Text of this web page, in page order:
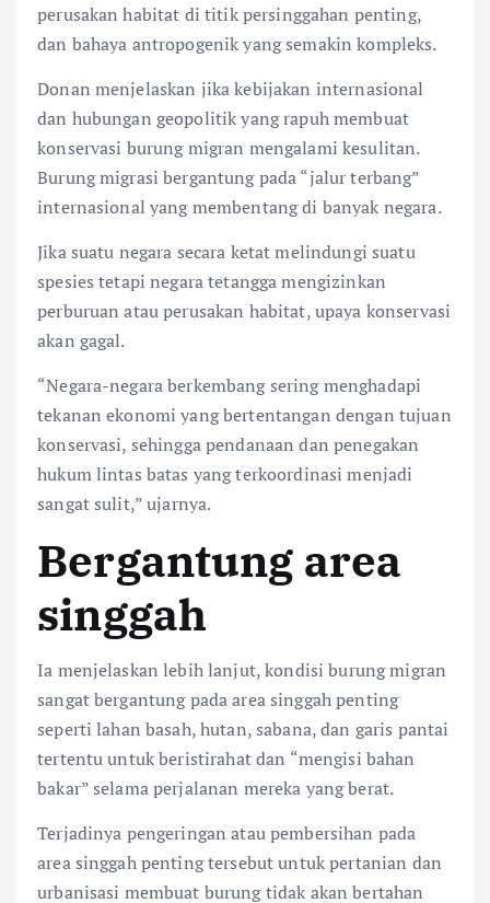
perusakan habitat di titik persinggahan penting,
dan bahaya antropogenik yang semakin kompleks.
Donan menjelaskan jika kebijakan internasional
dan hubungan geopolitik yang rapuh membuat
konservasi burung migran mengalami kesulitan.
Burung migrasi bergantung pada “jalur terbang”
internasional yang membentang di banyak negara.
Jika suatu negara secara ketat melindungi suatu
spesies tetapi negara tetangga mengizinkan
perburuan atau perusakan habitat, upaya konservasi
akan gagal.
“Negara-negara berkembang sering menghadapi
tekanan ekonomi yang bertentangan dengan tujuan
konservasi, sehingga pendanaan dan penegakan
hukum lintas batas yang terkoordinasi menjadi
sangat sulit,” ujarnya.
Bergantung area
singgah
Ia menjelaskan lebih lanjut, kondisi burung migran
sangat bergantung pada area singgah penting
seperti lahan basah, hutan, sabana, dan garis pantai
tertentu untuk beristirahat dan “mengisi bahan
bakar” selama perjalanan mereka yang berat.
Terjadinya pengeringan atau pembersihan pada
area singgah penting tersebut untuk pertanian dan
urbanisasi membuat burung tidak akan bertahan